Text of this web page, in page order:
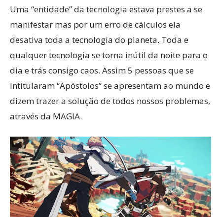
Uma “entidade” da tecnologia estava prestes a se
manifestar mas por um erro de cálculos ela
desativa toda a tecnologia do planeta. Toda e
qualquer tecnologia se torna inútil da noite para o
dia e trás consigo caos. Assim 5 pessoas que se
intitularam “Apóstolos” se apresentam ao mundo e
dizem trazer a solução de todos nossos problemas,
através da MAGIA.